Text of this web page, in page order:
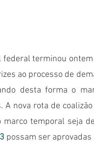
terminou
ao processo de
desta forma o
nova rota de
temporal seja
possam ser aprovadas